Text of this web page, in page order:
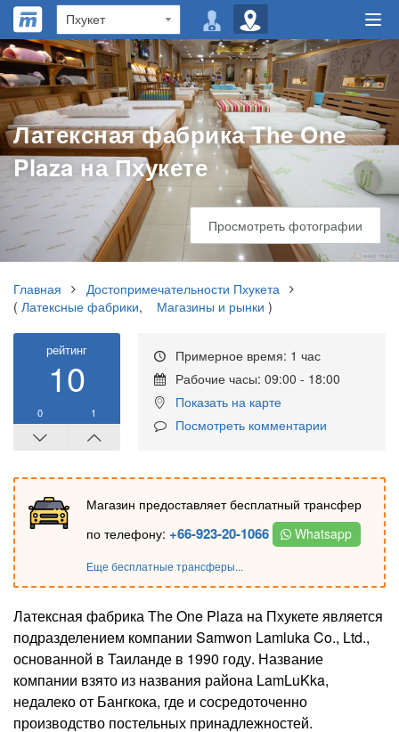
Латексная фабрика The One
Plaza на Пхукете
Просмотреть фотографии
Главная
Достопримечательности Пхукета
( Латексные фабрики, Магазины и рынки )
рейтинг
10
0 1
Примерное время: 1 час
Рабочие часы: 09:00 - 18:00
Показать на карте
Посмотреть комментарии
Магазин предоставляет бесплатный трансфер
по телефону: +66-923-20-1066 Whatsapp
Еще бесплатные трансферы...
Латексная фабрика The One Plaza на Пхукете является
подразделением компании Samwon Lamluka Co., Ltd.,
основанной в Таиланде в 1990 году. Название
компании взято из названия района LamLuKka,
недалеко от Бангкока, где и сосредоточенно
производство постельных принадлежностей.